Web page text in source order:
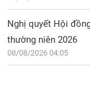
Nghị quyết Hội
thường niên 2026
08/08/2026 04:05